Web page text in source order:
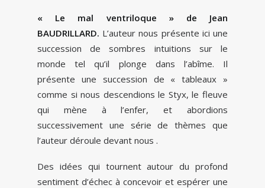
« Le mal ventriloque » de Jean
BAUDRILLARD. L’auteur nous présente ici une
succession de sombres intuitions sur le
monde tel qu’il plonge dans l’abîme. Il
présente une succession de « tableaux »
comme si nous descendions le Styx, le fleuve
qui mène à l’enfer, et abordions
successivement une série de thèmes que
l’auteur déroule devant nous .
Des idées qui tournent autour du profond
sentiment d’échec à concevoir et espérer une